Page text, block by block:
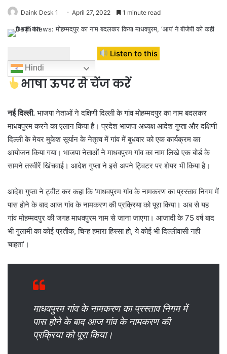
Daink Desk 1 April 27, 2022 1 minute read
Listen to this
Hindi
भाषा ऊपर से चेंज करें
नई दिल्ली. भाजपा नेताओं ने दक्षिणी दिल्ली के गांव मोहम्मदपुर का नाम बदलकर
माधवपुरम करने का एलान किया है। प्रदेश भाजपा अध्यक्ष आदेश गुप्ता और दक्षिणी
दिल्ली के मेयर मुकेश सूर्यान के नेतृत्व में गांव में बुधवार को एक कार्यक्रम का
आयोजन किया गया। भाजपा नेताओं ने माधवपुरम गांव का नाम लिखे एक बोर्ड के
सामने तस्वीरें खिंचवाई। आदेश गुप्ता ने इसे अपने ट्विटर पर शेयर भी किया है।
आदेश गुप्ता ने ट्वीट कर कहा कि ‘माधवपुरम गांव के नामकरण का प्रस्ताव निगम में
पास होने के बाद आज गांव के नामकरण की प्रक्रिया को पूरा किया। अब से यह
गांव मोहम्मदपुर की जगह माधवपुरम नाम से जाना जाएगा। आजादी के 75 वर्ष बाद
भी गुलामी का कोई प्रतीक, चिन्ह हमारा हिस्सा हो, ये कोई भी दिल्लीवासी नही
चाहता’।
माधवपुरम गांव के नामकरण का प्रस्ताव निगम में
पास होने के बाद आज गांव के नामकरण की
प्रक्रिया को पूरा किया।